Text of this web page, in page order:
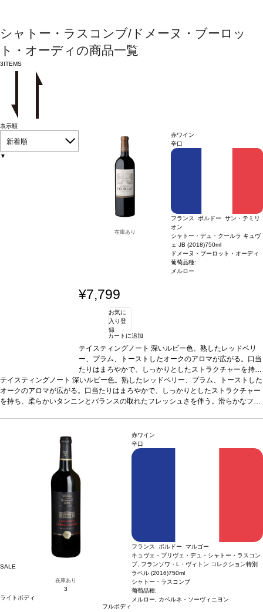
シャトー・ラスコンブ/ドメーヌ・ブーロッ
ト・オーディの商品一覧
3ITEMS
表示順
新着順
▼
在庫あり
赤ワイン
辛口
フランス ボルドー サン・テミリ
オン
シャトー・デュ・クールラ キュヴ
ェ JB (2018)750ml
ドメーヌ・ブーロット・オーディ
葡萄品種:
メルロー
¥7,799
お気に
入り登
録
カートに追加
テイスティングノート深いルビー色。熟したレッドベリ
ー、プラム、トーストしたオークのアロマが広がる。口当
たりはまろやかで、しっかりとしたストラクチャーを持
ち、柔らかいタンニンとバランスの取れたフレッシュさを
伴う。滑らかなフィニッシュは、チェリーとほのかな土の
余韻が長く残る。合う料理きのこ添え仔牛煮込みなどと
テージに変更されます、ご了承ください。
テイスティングノート 深いルビー色。熟したレッドベリー、プラム、トーストした
オークのアロマが広がる。口当たりはまろやかで、しっかりとしたストラクチャー
を持ち、柔らかいタンニンとバランスの取れたフレッシュさを伴う。滑らかなフィ
あり価格が同様の場合は自動的に次のヴィンテージに変更されます、ご了承くださ
SALE
在庫あり
3
ライトボディ
フルボディ
赤ワイン
辛口
フランス ボルドー マルゴー
キュヴェ・プリヴェ・デュ・シャトー・ラスコン
ブ, フランソワ・L・ヴィトン コレクション特別
ラベル (2016)750ml
シャトー・ラスコンブ
葡萄品種:
メルロー, カベルネ・ソーヴィニヨン